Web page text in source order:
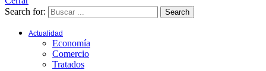
Search for:
Search
Actualidad
Economía
Comercio
Tratados